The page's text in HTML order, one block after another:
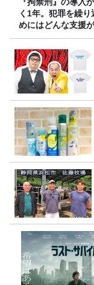
く1年。犯罪を繰り
めにはどんな支援
か